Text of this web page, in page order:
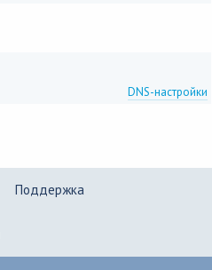
DNS-настройки
Поддержка